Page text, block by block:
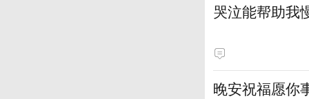
哭泣能帮助我
晚安祝福愿你